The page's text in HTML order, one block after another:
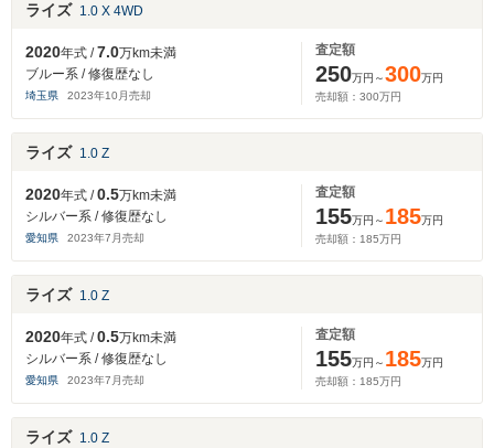
ライズ 1.0 X 4WD
2020年式 /7.0万km未満
ブルー系 / 修復歴なし
埼玉県 2023年10 月売却
査定額
250万円～300万円
売却額： 300万円
ライズ 1.0 Z
2020年式 /0.5万km未満
シルバー系 / 修復歴なし
愛知県 2023年7 月売却
査定額
155万円～ 185万円
売却額： 185万円
ライズ 1.0 Z
2020年式 /0.5万km未満
シルバー系 / 修復歴なし
愛知県 2023年7 月売却
査定額
155万円～ 185万円
売却額： 185万円
ライズ 1.0 Z